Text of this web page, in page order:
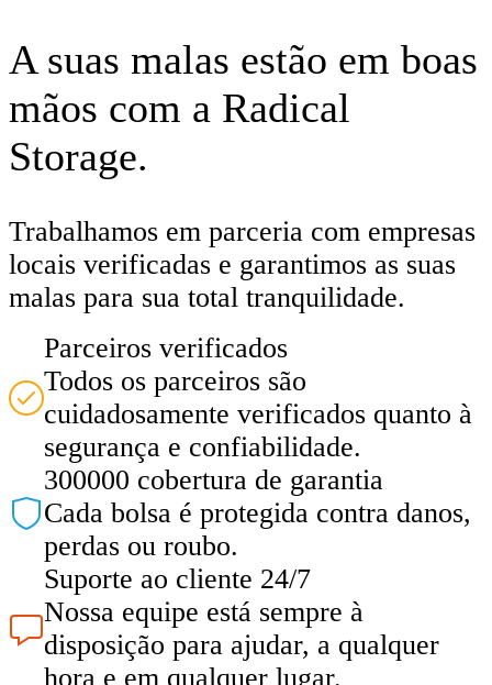
A suas malas estão em boas
mãos com a Radical
Storage.
Trabalhamos em parceria com empresas
locais verificadas e garantimos as suas
malas para sua total tranquilidade.
Parceiros verificados
Todos os parceiros são
cuidadosamente verificados quanto à
segurança e confiabilidade.
300000 cobertura de garantia
Cada bolsa é protegida contra danos,
perdas ou roubo.
Suporte ao cliente 24/7
Nossa equipe está sempre à
disposição para ajudar, a qualquer
hora e em qualquer lugar.